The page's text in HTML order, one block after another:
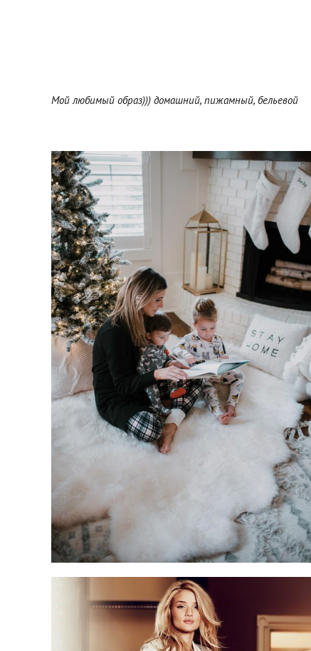
Мой любимый образ))) домашний, пижамный, бельевой